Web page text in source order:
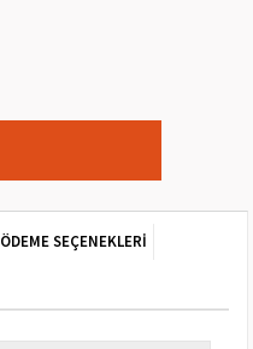
ÖDEME SEÇENEKLERI